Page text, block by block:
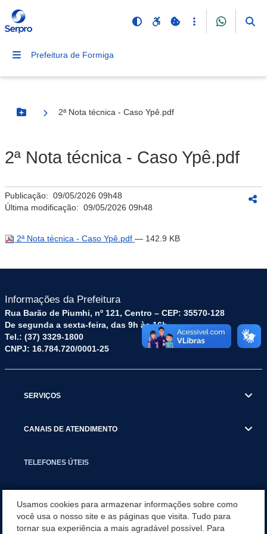
Prefeitura de Formiga
Botão Menu
2ª Nota técnica - Caso Ypê.pdf
2ª Nota técnica - Caso Ypê.pdf
Publicação: 09/05/2026 09h48
Última modificação: 09/05/2026 09h48
2ª Nota técnica - Caso Ypê.pdf — 142.9 KB
Informações da Prefeitura
Rua Barão de Piumhi, nº 121, Centro – CEP: 35570-128
De segunda a sexta-feira, das 9h às 16h
Tel.: (37) 3329-1800
CNPJ: 16.784.720/0001-25
SERVIÇOS
CANAIS DE ATENDIMENTO
TELEFONES ÚTEIS
NOTÍCIAS
Usamos cookies para armazenar informações sobre como
você usa o nosso site e as páginas que visita. Tudo para
tornar sua experiência a mais agradável possível. Para